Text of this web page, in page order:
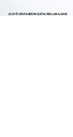
2020 © VENTA MEDYA DİJİTAL REKLAM AJANSI